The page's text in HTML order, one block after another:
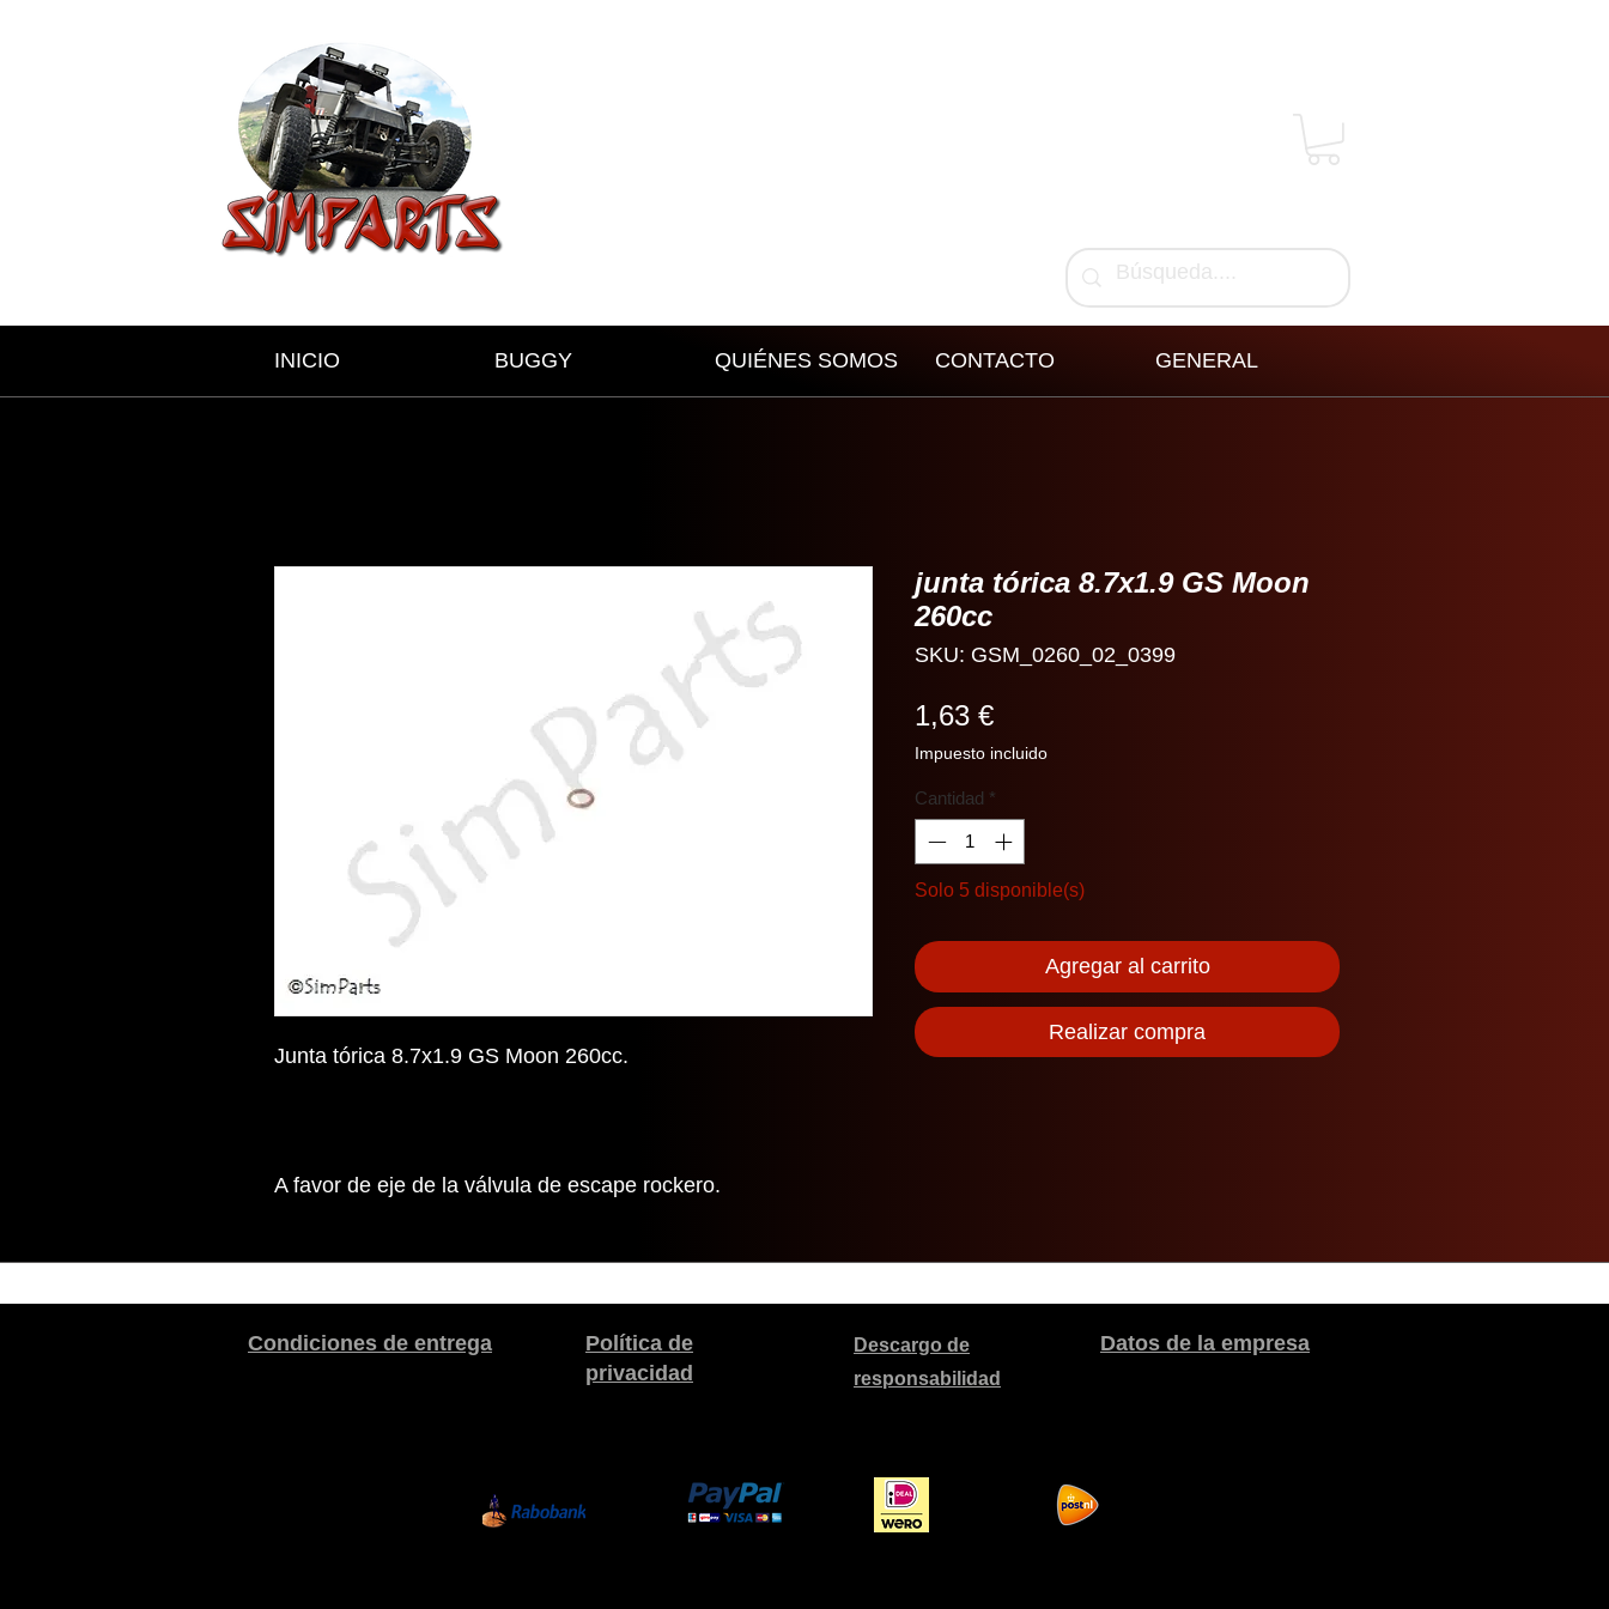
INICIO BUGGY QUIÉNES SOMOS CONTACTO GENERAL
Junta tórica 8.7x1.9 GS Moon 260cc.
A favor de eje de la válvula de escape rockero.
junta tórica 8.7x1.9 GS Moon
260cc
SKU: GSM_0260_02_0399
1,63 €Precio
Impuesto incluido
Cantidad *
Solo 5 disponible(s)
Agregar al carrito
Realizar compra
Condiciones de entrega
Política de
privacidad
Descargo de
responsabilidad
Datos de la empresa